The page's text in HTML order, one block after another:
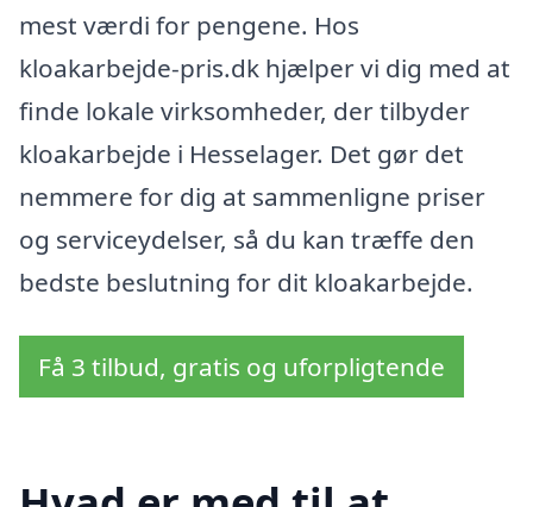
mest værdi for pengene. Hos
kloakarbejde-pris.dk hjælper vi dig med at
finde lokale virksomheder, der tilbyder
kloakarbejde i Hesselager. Det gør det
nemmere for dig at sammenligne priser
og serviceydelser, så du kan træffe den
bedste beslutning for dit kloakarbejde.
Få 3 tilbud, gratis og uforpligtende